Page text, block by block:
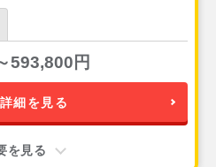
593,800円
細を見る
を見る